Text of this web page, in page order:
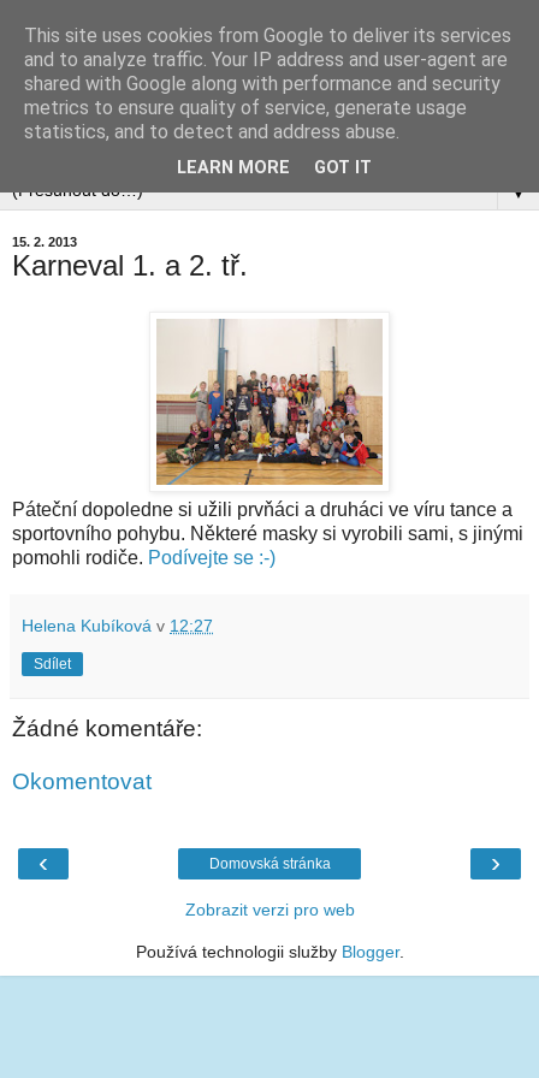
▼
15. 2. 2013
Karneval 1. a 2. tř.
Páteční dopoledne si užili prvňáci a druháci ve víru tance a
sportovního pohybu. Některé masky si vyrobili sami, s jinými
pomohli rodiče. Podívejte se :-)
Helena Kubíková v 12:27
Sdílet
Žádné komentáře:
Okomentovat
‹ ›
Domovská stránka
Zobrazit verzi pro web
Používá technologii služby Blogger.
This site uses cookies from Google to deliver its services
and to analyze traffic. Your IP address and user-agent are
shared with Google along with performance and security
metrics to ensure quality of service, generate usage
statistics, and to detect and address abuse.
LEARN MORE GOT IT